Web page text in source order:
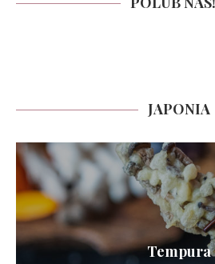
JAPONIA
Tempura